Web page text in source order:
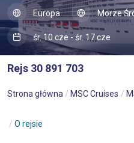
Europa Morze
śr. 10 cze - śr. 17 cze
Rejs 30 891 703
Strona główna MSC Cruises
O rejsie